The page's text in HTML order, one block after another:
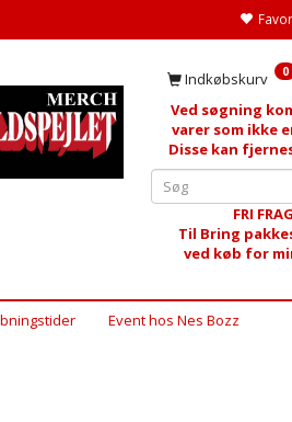
Indkøbskurv 0
Ved søgning
varer som ikke
Disse kan
FRI
Til Bring
ved køb for
Event hos Nes Bozz